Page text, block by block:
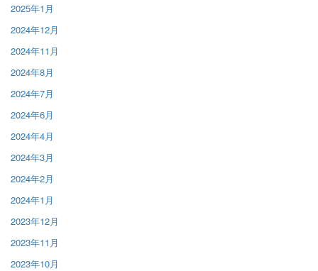
2025年1月
2024年12月
2024年11月
2024年8月
2024年7月
2024年6月
2024年4月
2024年3月
2024年2月
2024年1月
2023年12月
2023年11月
2023年10月